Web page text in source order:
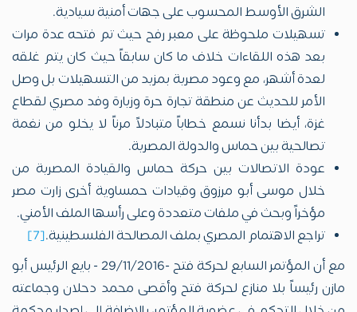
الشرق الأوسط المحسوب على جهات أمنية سيادية.
تسهيلات ملحوظة على معبر رفح حيث تم فتحه عدة مرات
بعد هذه اللقاءات خلاف ما كان سابقاً حيث كان يتم غلقه
لعدة أشهر، مع وعود مصرية بمزيد من التسهيلات بل وصل
الأمر للحديث عن منطقة تجارة حرة وزيارة وفد مصري لقطاع
غزة، أيضا بدأنا نسمع خطاباً متبادلاً مرناً لا يخلو من نغمة
تصالحية بين حماس والدولة المصرية.
عودة الاتصالات بين حركة حماس والقيادة المصرية من
خلال موسى أبو مرزوق وقيادات حمساوية أخرى زارت مصر
مؤخراً وبحث في ملفات متعددة وعلى رأسها الملف الأمني.
تراجع الاهتمام المصري بملف المصالحة الفلسطينية.[7]
مع أن المؤتمر السابع لحركة فتح -29/11/2016 - بايع الرئيس أبو
مازن رئيساً بلا منازع لحركة فتح وأقصى محمد دحلان وجماعته